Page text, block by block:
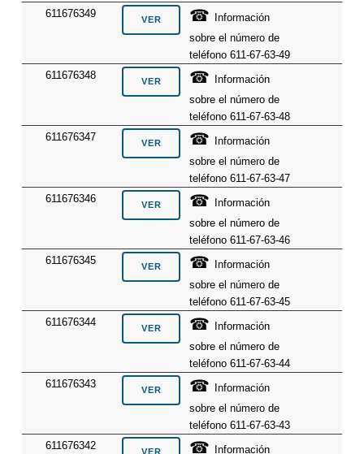
611676349
☎ Información
sobre el número de
teléfono 611-67-63-49
611676348
☎ Información
sobre el número de
teléfono 611-67-63-48
611676347
☎ Información
sobre el número de
teléfono 611-67-63-47
611676346
☎ Información
sobre el número de
teléfono 611-67-63-46
611676345
☎ Información
sobre el número de
teléfono 611-67-63-45
611676344
☎ Información
sobre el número de
teléfono 611-67-63-44
611676343
☎ Información
sobre el número de
teléfono 611-67-63-43
611676342
☎ Información